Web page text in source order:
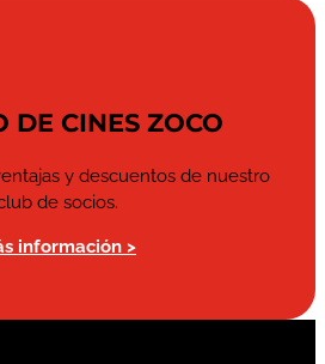
DE CINES ZOCO
y descuentos de nuestro
de socios.
información >